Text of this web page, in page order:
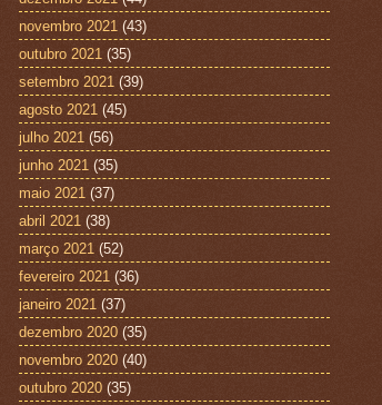
novembro 2021 (43)
outubro 2021 (35)
setembro 2021 (39)
agosto 2021 (45)
julho 2021 (56)
junho 2021 (35)
maio 2021 (37)
abril 2021 (38)
março 2021 (52)
fevereiro 2021 (36)
janeiro 2021 (37)
dezembro 2020 (35)
novembro 2020 (40)
outubro 2020 (35)